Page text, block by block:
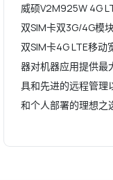
威硕V2M925W 4G
双SIM卡双3G/4G模
双SIM卡4G LTE移动
器对机器应用提供最
具和先进的远程管理
和个人部署的理想之